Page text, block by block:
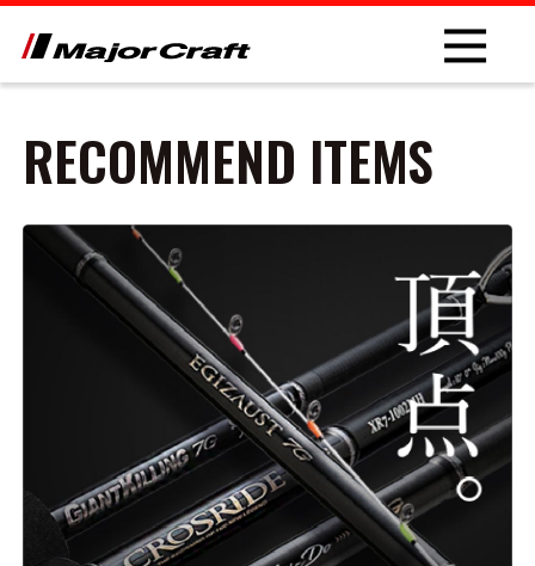
NEW
PRODUCT
OTHER
ONLINE SHOP
RECOMMEND ITEMS